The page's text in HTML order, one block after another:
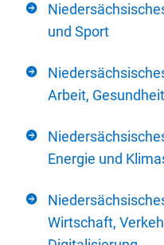
und Sport
Arbeit,
Energie und
Wirtschaft,